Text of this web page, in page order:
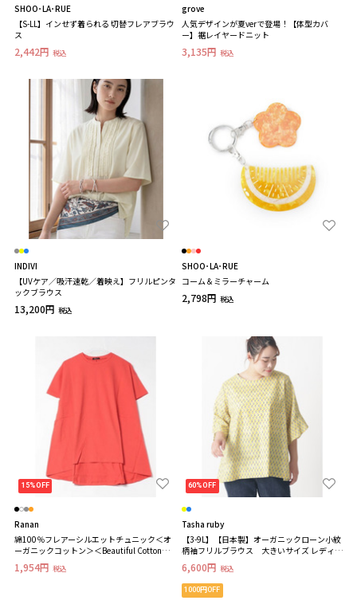
SHOO･LA･RUE
【S-LL】インせず着られる 切替フレアブラウ
ス
2,442円 税込
grove
人気デザインが夏verで登場！【体型カバ
ー】裾レイヤードニット
3,135円 税込
INDIVI
【UVケア／吸汗速乾／着映え】フリルピンタ
ックブラウス
13,200円 税込
SHOO･LA･RUE
コーム＆ミラーチャーム
2,798円 税込
15%OFF
Ranan
綿100％フレアーシルエットチュニック＜オ
ーガニックコットン＞＜Beautiful Cotton
＞ 半袖 大きいサイズ レディース 大きい
サイズ レディース
1,954円 税込
60%OFF
Tasha ruby
【3-9L】【日本製】オーガニックローン小紋
柄袖フリルブラウス 大きいサイズ レディー
6,600円 税込
1000円OFF